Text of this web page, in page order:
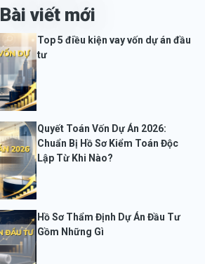
Bài viết mới
Top 5 điều kiện vay vốn dự án đầu
tư
Quyết Toán Vốn Dự Án 2026:
Chuẩn Bị Hồ Sơ Kiểm Toán Độc
Lập Từ Khi Nào?
Hồ Sơ Thẩm Định Dự Án Đầu Tư
Gồm Những Gì